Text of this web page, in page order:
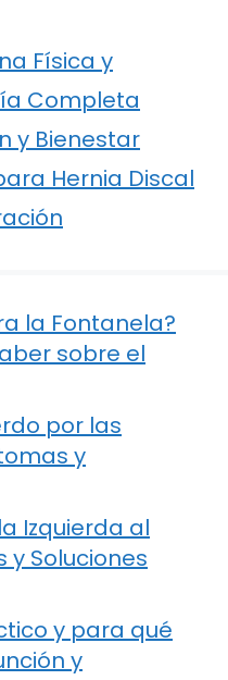
Física y
Completa
y Bienestar
Hernia Discal
la Fontanela?
sobre el
por las
y
Izquierda al
y Soluciones
y para qué
y